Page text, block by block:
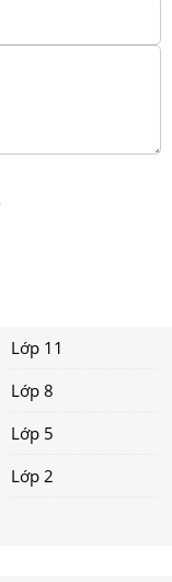
Lớp 11
Lớp 8
Lớp 5
Lớp 2